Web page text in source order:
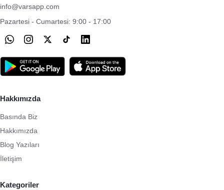
info@varsapp.com
Pazartesi - Cumartesi: 9:00 - 17:00
Hakkımızda
Basında Biz
Hakkımızda
Blog Yazıları
İletişim
Kategoriler